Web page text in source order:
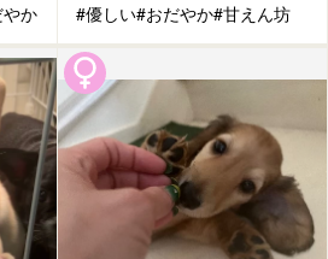
か
#優しい#おだやか#甘えん坊